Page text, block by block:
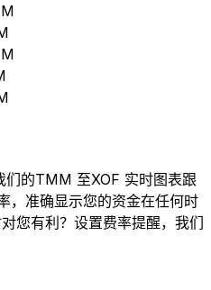
的TMM 至XOF 实时图表跟
，准确显示您的资金在任何时
您有利？设置费率提醒，我们